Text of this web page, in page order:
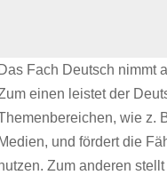
Das Fach Deutsch nimmt
einen leistet der
wie z.
Medien, und fördert die
Zum anderen